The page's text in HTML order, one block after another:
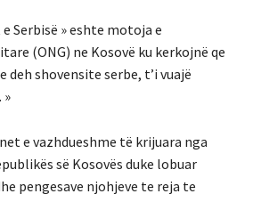
Serbisë » eshte motoja e
(ONG) ne Kosovë ku kerkojnë qe
shovensite serbe, t’i vuajë
»
e vazhdueshme të krijuara nga
së Kosovës duke lobuar
pengesave njohjeve te reja te